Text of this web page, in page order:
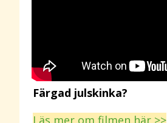
Färgad julskinka?